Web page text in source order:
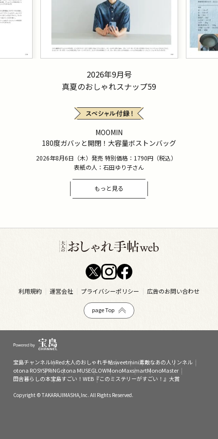
2026年9月号
真夏のおしゃれスナップ59
MOOMIN
180度ガバッと開閉！大容量ボストンバッグ
2026年8月6日（木）発売 特別価格：1790円（税込）
表紙の人：石田ゆり子さん
もっと見る
利用規約 運営会社 プライバシーポリシー 広告のお問い合わせ
page Top
宝島チャンネルInRed大人のおしゃれ手帖sweetmini素敵なあの人 リンネル
otona ROSYSPRiNGotona MUSEGLOWMonoMaxsmartMonoMaster
田舎暮らしの本宝島すごい！WEB『このミステリーがすごい！』大賞
Copyright © TAKARAJIMASHA,Inc. All Rights Reserved.